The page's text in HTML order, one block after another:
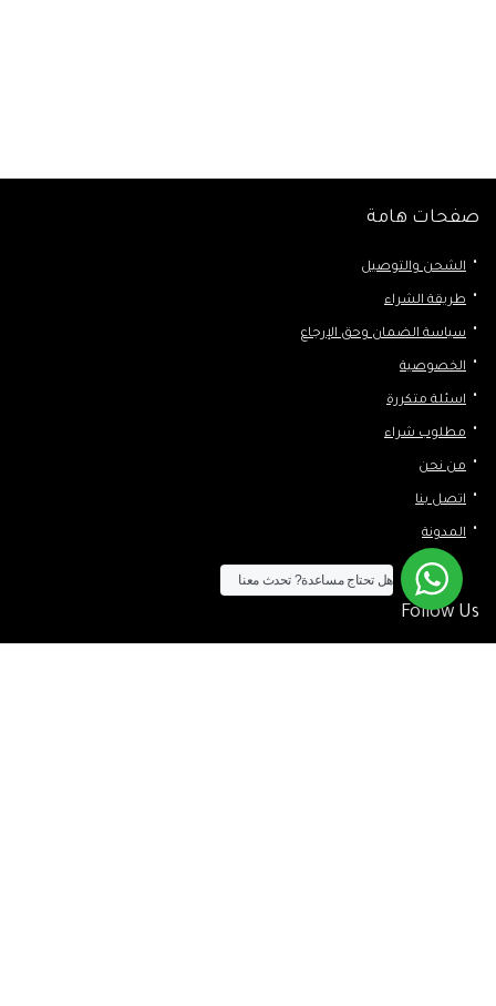
صفحات هامة
الشحن والتوصيل
طريقة الشراء
سياسة الضمان وحق الإرجاع
الخصوصية
اسئلة متكررة
مطلوب شراء
من نحن
اتصل بنا
المدونة
Follow Us
هل تحتاج مساعدة? تحدث معنا